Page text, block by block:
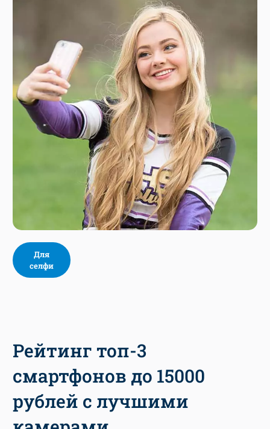
Для
селфи
Рейтинг топ-3
смартфонов до 15000
рублей с лучшими